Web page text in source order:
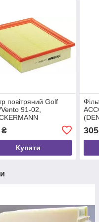
повітряний Golf
91-02,
Купити
305